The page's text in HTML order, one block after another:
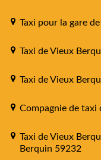
Taxi pour la gare
Taxi de Vieux
Taxi de Vieux
Compagnie de
Taxi de Vieux
Berquin 59232